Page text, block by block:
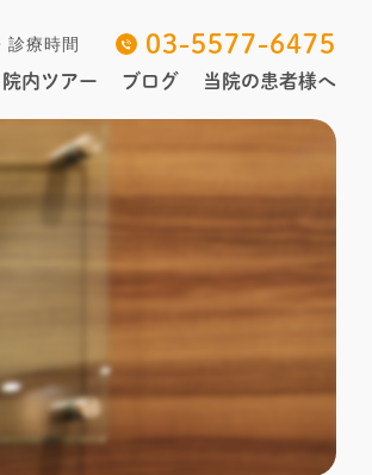
診療時間 03-5577-6475
院内ツアー ブログ 当院の患者様へ